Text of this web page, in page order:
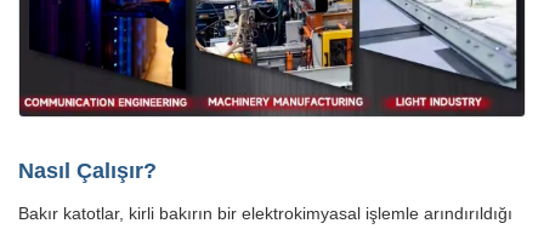
Nasıl Çalışır?
Bakır katotlar, kirli bakırın bir elektrokimyasal işlemle arındırıldığı